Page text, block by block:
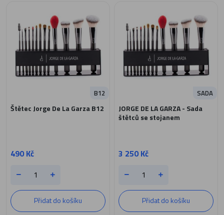
Štětec Jorge De La Garza B12
490 Kč
B12
Přidat do košíku
JORGE DE LA GARZA - Sada
štětců se stojanem
3 250 Kč
SADA
Přidat do košíku